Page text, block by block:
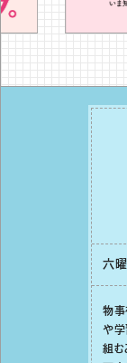
六曜
物事
や学
組む